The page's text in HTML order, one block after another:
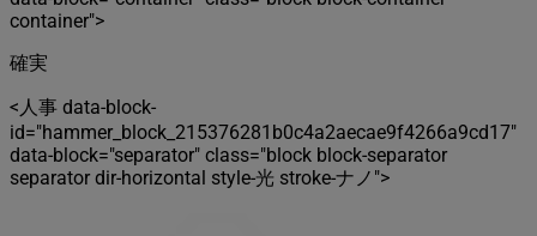
container">
確実
<人事 data-block-
id="hammer_block_215376281b0c4a2aecae9f4266a9cd17"
data-block="separator" class="block block-separator
separator dir-horizontal style-光 stroke-ナノ">